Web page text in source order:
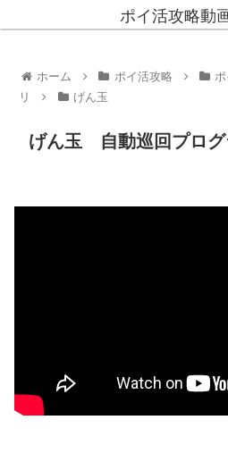
ポイ活攻略動
ホーム ポイ活攻略
リ
げん玉
げん玉 自動巡回プロ